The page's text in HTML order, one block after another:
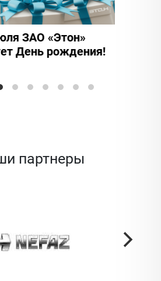
ЗАО «Этон»
День рождения!
партнеры